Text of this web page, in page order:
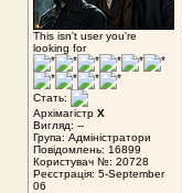
This isn't user you're
looking for
Стать:
Архімагістр X
Вигляд: --
Група: Адміністратори
Повідомлень: 16899
Користувач №: 20728
Реєстрація: 5-September
06